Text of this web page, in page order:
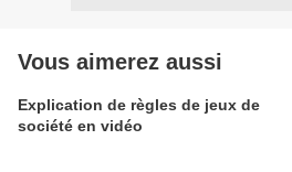
Vous aimerez aussi
Explication de règles de jeux de
société en vidéo